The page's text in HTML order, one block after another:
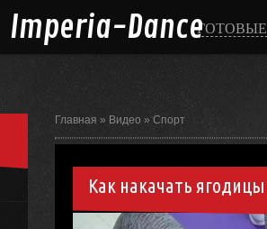
Imperia-Dance
Главная » Видео » Спорт
Как накачать